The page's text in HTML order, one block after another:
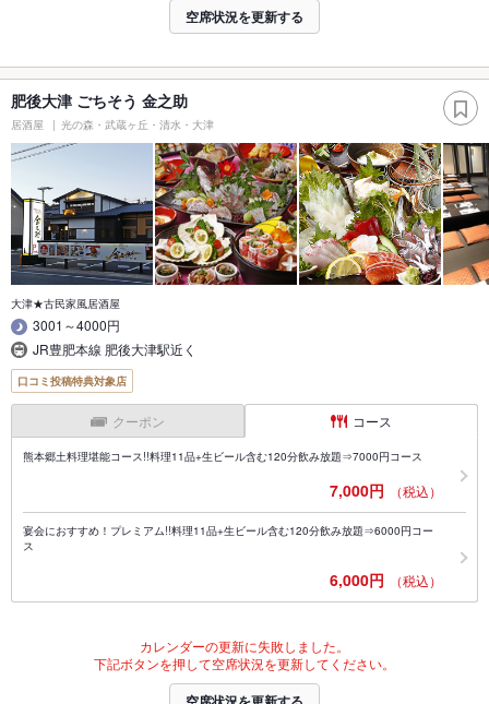
空席状況を更新する
肥後大津 ごちそう 金之助
居酒屋 光の森・武蔵ヶ丘・清水・大津
大津★古民家風居酒屋
3001～4000円
JR豊肥本線 肥後大津駅近く
口コミ投稿特典対象店
クーポン コース
熊本郷土料理堪能コース!!料理11品+生ビール含む120分飲み放題⇒7000円コース
7,000円 （税込）
宴会におすすめ！プレミアム!!料理11品+生ビール含む120分飲み放題⇒6000円コー
ス
6,000円 （税込）
カレンダーの更新に失敗しました。
下記ボタンを押して空席状況を更新してください。